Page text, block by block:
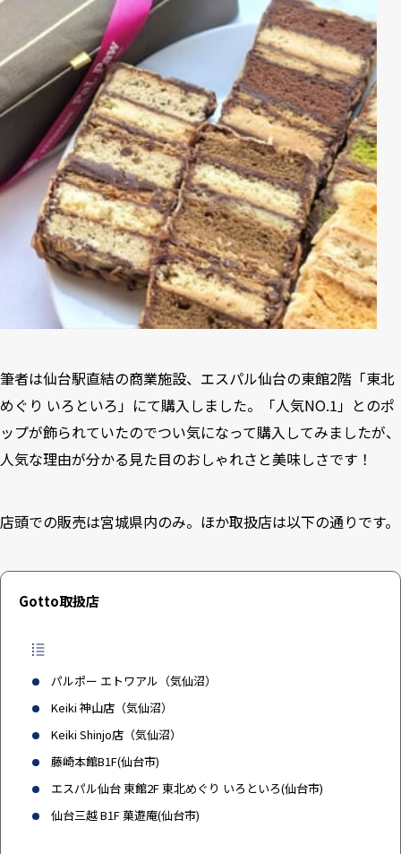
筆者は仙台駅直結の商業施設、エスパル仙台の東館2階「東北
めぐり いろといろ」にて購入しました。「人気NO.1」とのポ
ップが飾られていたのでつい気になって購入してみましたが、
人気な理由が分かる見た目のおしゃれさと美味しさです！
店頭での販売は宮城県内のみ。ほか取扱店は以下の通りです。
Gotto取扱店
パルポー エトワアル（気仙沼）
Keiki 神山店（気仙沼）
Keiki Shinjo店（気仙沼）
藤崎本館B1F(仙台市)
エスパル仙台 東館2F 東北めぐり いろといろ(仙台市)
仙台三越 B1F 菓遊庵(仙台市)